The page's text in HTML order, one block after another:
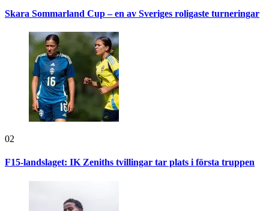
Skara Sommarland Cup – en av Sveriges roligaste turneringar
02
F15-landslaget: IK Zeniths tvillingar tar plats i första truppen